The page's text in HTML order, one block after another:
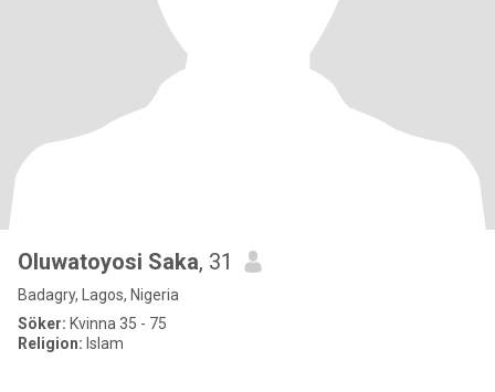
Oluwatoyosi Saka, 31
Badagry, Lagos, Nigeria
Söker: Kvinna 35 - 75
Religion: Islam